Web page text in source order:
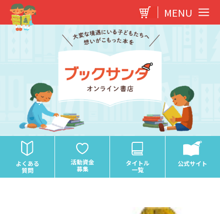
容
MENU
よくある
質問
活動資金
募集
タイトル
一覧
公式サイト